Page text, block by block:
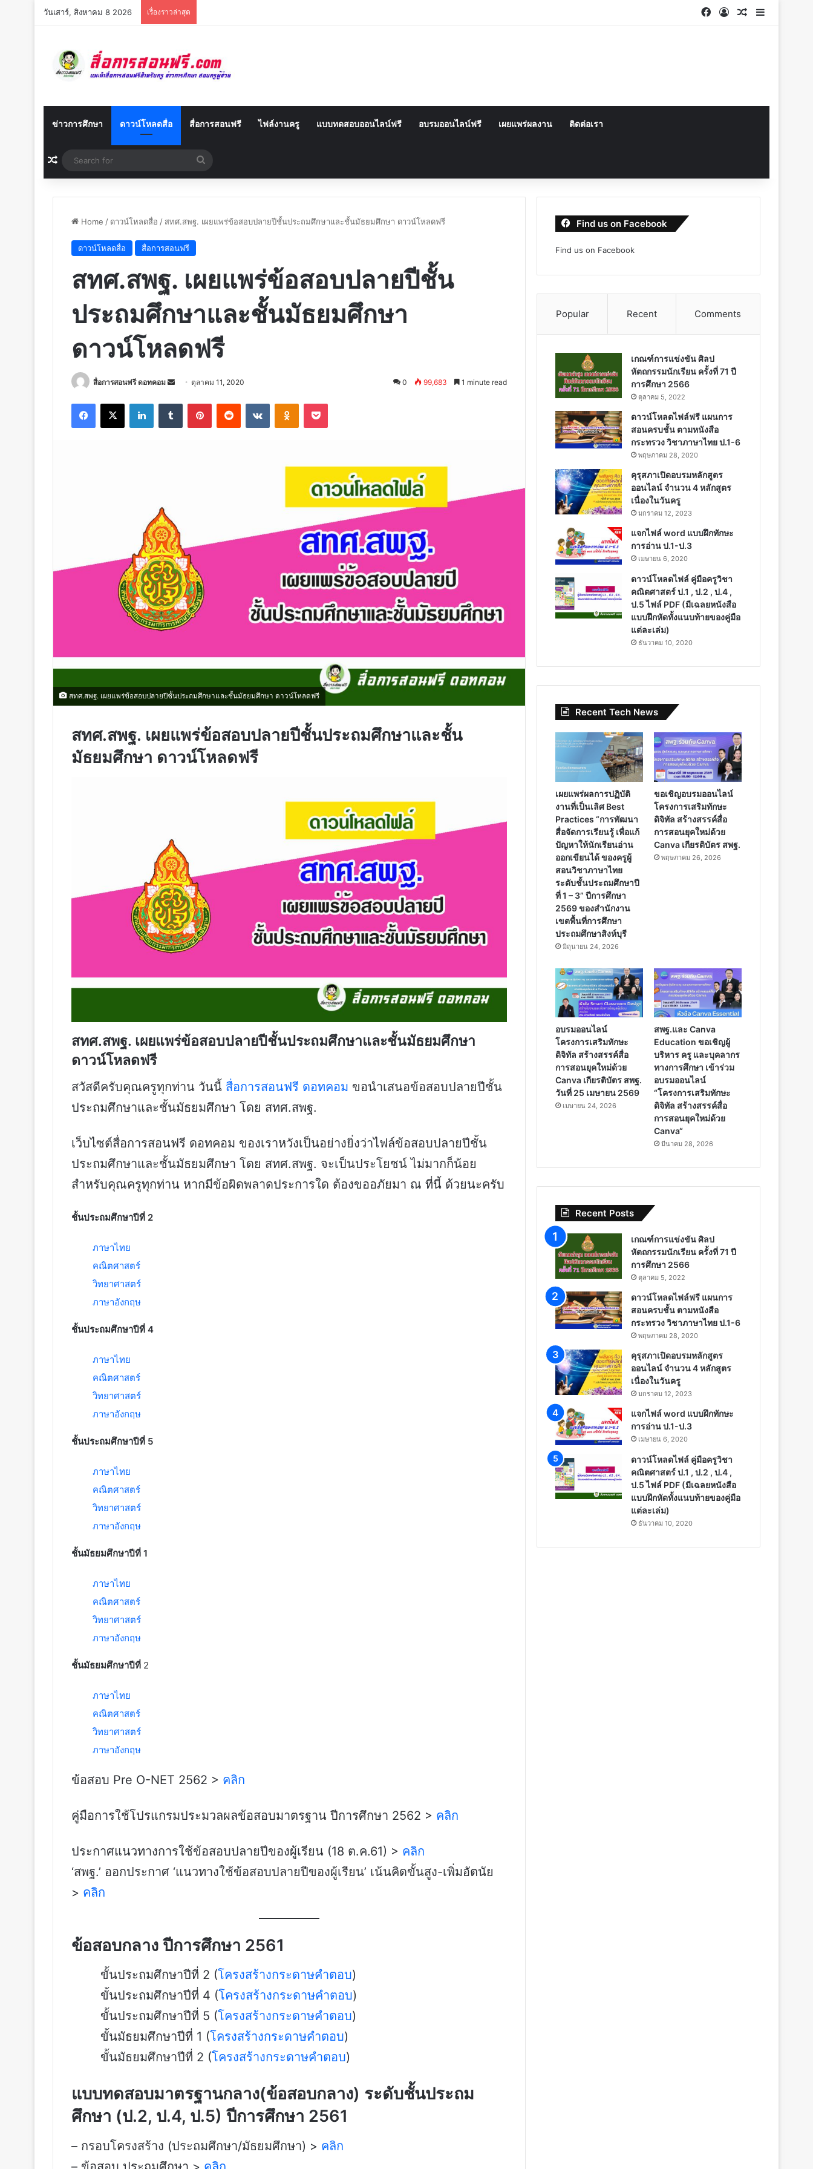
วันเสาร์, สิงหาคม 8 2026 เรื่องราวล่าสุด Facebook
Log InRandom
Sidebar
ข่าวการศึกษา ดาวน์โหลดสื่อ สื่อการสอนฟรี ไฟล์งานครู แบบทดสอบออนไลน์ฟรี อบรมออนไลน์ฟรี เผยแพร่ผลงาน ติดต่อเรา
Random Article
for
Home / ดาวน์โหลดสื่อ / สทศ.สพฐ. เผยแพร่ข้อสอบปลายปีชั้นประถมศึกษาและชั้นมัธยมศึกษา ดาวน์โหลดฟรี
ดาวน์โหลดสื่อ สื่อการสอนฟรี
สทศ.สพฐ. เผยแพร่ข้อสอบปลายปีชั้น
ประถมศึกษาและชั้นมัธยมศึกษา
ดาวน์โหลดฟรี
สื่อการสอนฟรี ดอทคอม
Send ตุลาคม 11, 2020 0 99,683 1 minute read
Facebook
X LinkedInTumblr PinterestReddit VKontakteOdnoklassniki
Pocket
สทศ.สพฐ. เผยแพร่ข้อสอบปลายปีชั้นประถมศึกษาและชั้นมัธยมศึกษา ดาวน์โหลดฟรี
สทศ.สพฐ. เผยแพร่ข้อสอบปลายปีชั้นประถมศึกษาและชั้น
มัธยมศึกษา ดาวน์โหลดฟรี
สทศ.สพฐ. เผยแพร่ข้อสอบปลายปีชั้นประถมศึกษาและชั้นมัธยมศึกษา
ดาวน์โหลดฟรี
สวัสดีครับคุณครูทุกท่าน วันนี้ สื่อการสอนฟรี ดอทคอม ขอนำเสนอข้อสอบปลายปีชั้น
ประถมศึกษาและชั้นมัธยมศึกษา โดย สทศ.สพฐ.
เว็บไซต์สื่อการสอนฟรี ดอทคอม ของเราหวังเป็นอย่างยิ่งว่าไฟล์ข้อสอบปลายปีชั้น
ประถมศึกษาและชั้นมัธยมศึกษา โดย สทศ.สพฐ. จะเป็นประโยชน์ ไม่มากก็น้อย
สำหรับคุณครูทุกท่าน หากมีข้อผิดพลาดประการใด ต้องขออภัยมา ณ ที่นี้ ด้วยนะครับ
ชั้นประถมศึกษาปีที่ 2
ภาษาไทย
คณิตศาสตร์
วิทยาศาสตร์
ภาษาอังกฤษ
ชั้นประถมศึกษาปีที่ 4
ภาษาไทย
คณิตศาสตร์
วิทยาศาสตร์
ภาษาอังกฤษ
ชั้นประถมศึกษาปีที่ 5
ภาษาไทย
คณิตศาสตร์
วิทยาศาสตร์
ภาษาอังกฤษ
ชั้นมัธยมศึกษาปีที่ 1
ภาษาไทย
คณิตศาสตร์
วิทยาศาสตร์
ภาษาอังกฤษ
ชั้นมัธยมศึกษาปีที่ 2
ภาษาไทย
คณิตศาสตร์
วิทยาศาสตร์
ภาษาอังกฤษ
ข้อสอบ Pre O-NET 2562 > คลิก
คู่มือการใช้โปรแกรมประมวลผลข้อสอบมาตรฐาน ปีการศึกษา 2562 > คลิก
ประกาศแนวทางการใช้ข้อสอบปลายปีของผู้เรียน (18 ต.ค.61) > คลิก
‘สพฐ.’ ออกประกาศ ‘แนวทางใช้ข้อสอบปลายปีของผู้เรียน’ เน้นคิดขั้นสูง-เพิ่มอัตนัย
> คลิก
ข้อสอบกลาง ปีการศึกษา 2561
ขั้นประถมศึกษาปีที่ 2 (โครงสร้างกระดาษคำตอบ)
ขั้นประถมศึกษาปีที่ 4 (โครงสร้างกระดาษคำตอบ)
ขั้นประถมศึกษาปีที่ 5 (โครงสร้างกระดาษคำตอบ)
ขั้นมัธยมศึกษาปีที่ 1 (โครงสร้างกระดาษคำตอบ)
ขั้นมัธยมศึกษาปีที่ 2 (โครงสร้างกระดาษคำตอบ)
แบบทดสอบมาตรฐานกลาง(ข้อสอบกลาง) ระดับชั้นประถม
ศึกษา (ป.2, ป.4, ป.5) ปีการศึกษา 2561
– กรอบโครงสร้าง (ประถมศึกษา/มัธยมศึกษา) > คลิก
Find us on Facebook
Find us on Facebook
Popular Recent Comments
เกณฑ์การแข่งขัน ศิลป
หัตถกรรมนักเรียน ครั้งที่ 71 ปี
การศึกษา 2566
ตุลาคม 5, 2022
ดาวน์โหลดไฟล์ฟรี แผนการ
สอนครบชั้น ตามหนังสือ
กระทรวง วิชาภาษาไทย ป.1-6
พฤษภาคม 28, 2020
คุรุสภาเปิดอบรมหลักสูตร
ออนไลน์ จำนวน 4 หลักสูตร
เนื่องในวันครู
มกราคม 12, 2023
แจกไฟล์ word แบบฝึกทักษะ
การอ่าน ป.1-ป.3
เมษายน 6, 2020
ดาวน์โหลดไฟล์ คู่มือครูวิชา
คณิตศาสตร์ ป.1 , ป.2 , ป.4 ,
ป.5 ไฟล์ PDF (มีเฉลยหนังสือ
แบบฝึกหัดทั้งแนบท้ายของคู่มือ
แต่ละเล่ม)
ธันวาคม 10, 2020
Recent Tech News
เผยแพร่ผลการปฏิบัติ
งานที่เป็นเลิศ Best
Practices “การพัฒนา
สื่อจัดการเรียนรู้ เพื่อแก้
ปัญหาให้นักเรียนอ่าน
ออกเขียนได้ ของครูผู้
สอนวิชาภาษาไทย
ระดับชั้นประถมศึกษาปี
ที่ 1 – 3” ปีการศึกษา
2569 ของสำนักงาน
เขตพื้นที่การศึกษา
ประถมศึกษาสิงห์บุรี
มิถุนายน 24, 2026
ขอเชิญอบรมออนไลน์
โครงการเสริมทักษะ
ดิจิทัล สร้างสรรค์สื่อ
การสอนยุคใหม่ด้วย
Canva เกียรติบัตร สพฐ.
พฤษภาคม 26, 2026
อบรมออนไลน์
โครงการเสริมทักษะ
ดิจิทัล สร้างสรรค์สื่อ
การสอนยุคใหม่ด้วย
Canva เกียรติบัตร สพฐ.
วันที่ 25 เมษายน 2569
เมษายน 24, 2026
สพฐ.และ Canva
Education ขอเชิญผู้
บริหาร ครู และบุคลากร
ทางการศึกษา เข้าร่วม
อบรมออนไลน์
“โครงการเสริมทักษะ
ดิจิทัล สร้างสรรค์สื่อ
การสอนยุคใหม่ด้วย
Canva“
มีนาคม 28, 2026
Recent Posts
เกณฑ์การแข่งขัน ศิลป
หัตถกรรมนักเรียน ครั้งที่ 71 ปี
การศึกษา 2566
ตุลาคม 5, 2022
ดาวน์โหลดไฟล์ฟรี แผนการ
สอนครบชั้น ตามหนังสือ
กระทรวง วิชาภาษาไทย ป.1-6
พฤษภาคม 28, 2020
คุรุสภาเปิดอบรมหลักสูตร
ออนไลน์ จำนวน 4 หลักสูตร
เนื่องในวันครู
มกราคม 12, 2023
แจกไฟล์ word แบบฝึกทักษะ
การอ่าน ป.1-ป.3
เมษายน 6, 2020
ดาวน์โหลดไฟล์ คู่มือครูวิชา
คณิตศาสตร์ ป.1 , ป.2 , ป.4 ,
ป.5 ไฟล์ PDF (มีเฉลยหนังสือ
แบบฝึกหัดทั้งแนบท้ายของคู่มือ
แต่ละเล่ม)
ธันวาคม 10, 2020